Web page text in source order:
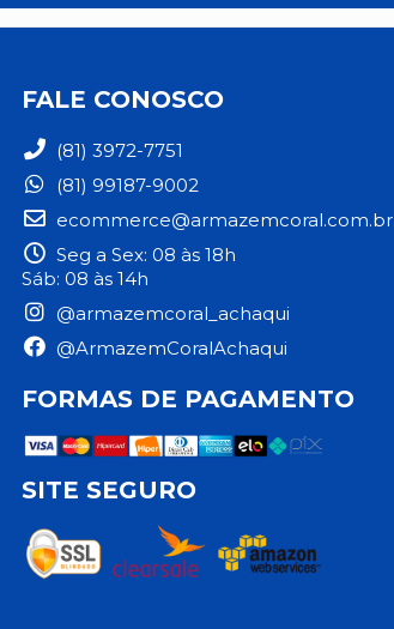
FALE CONOSCO
(81) 3972-7751
(81) 99187-9002
ecommerce@armazemcoral.com.br
Seg a Sex: 08 às 18h
Sáb: 08 às 14h
@armazemcoral_achaqui
@ArmazemCoralAchaqui
FORMAS DE PAGAMENTO
SITE SEGURO